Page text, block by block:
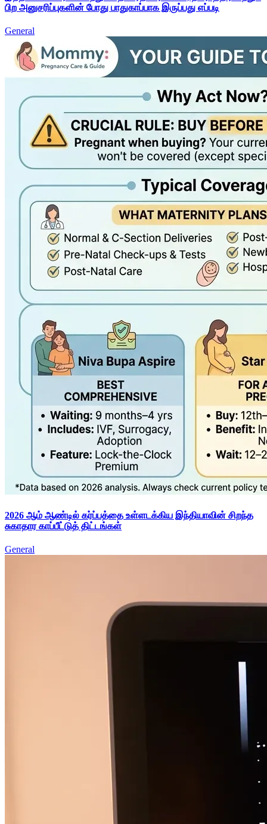
பிற அனுசரிப்புகளின் போது பாதுகாப்பாக இருப்பது எப்படி
General
2026 ஆம் ஆண்டில் கர்ப்பத்தை உள்ளடக்கிய இந்தியாவின் சிறந்த
சுகாதார காப்பீட்டுத் திட்டங்கள்
General